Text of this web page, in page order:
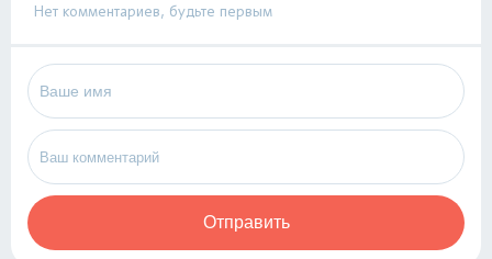
Нет комментариев, будьте первым
Отправить